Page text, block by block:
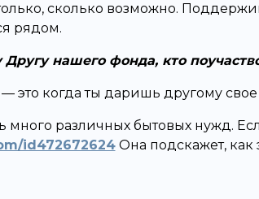
сколько возможно.
рядом.
нашего фонда, кто
— это когда ты даришь другому свое
много различных бытовых нужд.
id472672624Она подскажет, как